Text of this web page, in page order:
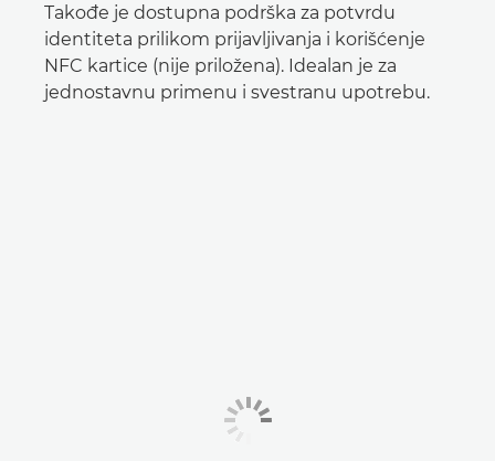
Takođe je dostupna podrška za potvrdu
identiteta prilikom prijavljivanja i korišćenje
NFC kartice (nije priložena). Idealan je za
jednostavnu primenu i svestranu upotrebu.